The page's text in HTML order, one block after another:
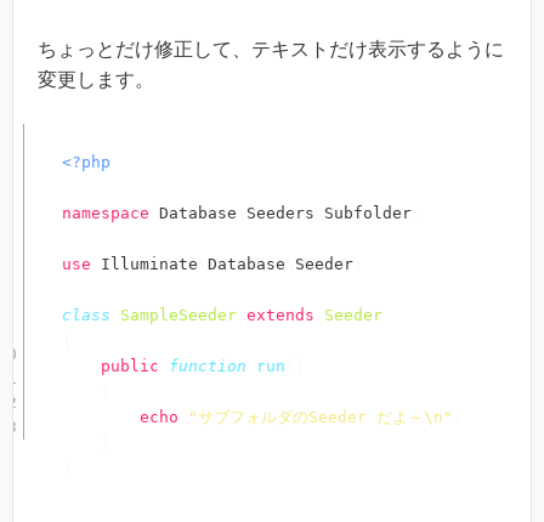
ちょっとだけ修正して、テキストだけ表示するように
変更します。
<?php
namespace Database Seeders Subfolder
use Illuminate Database Seeder
class SampleSeeder extends
Seeder
public
function run
echo
"サブフォルダのSeeder だよ～\n"